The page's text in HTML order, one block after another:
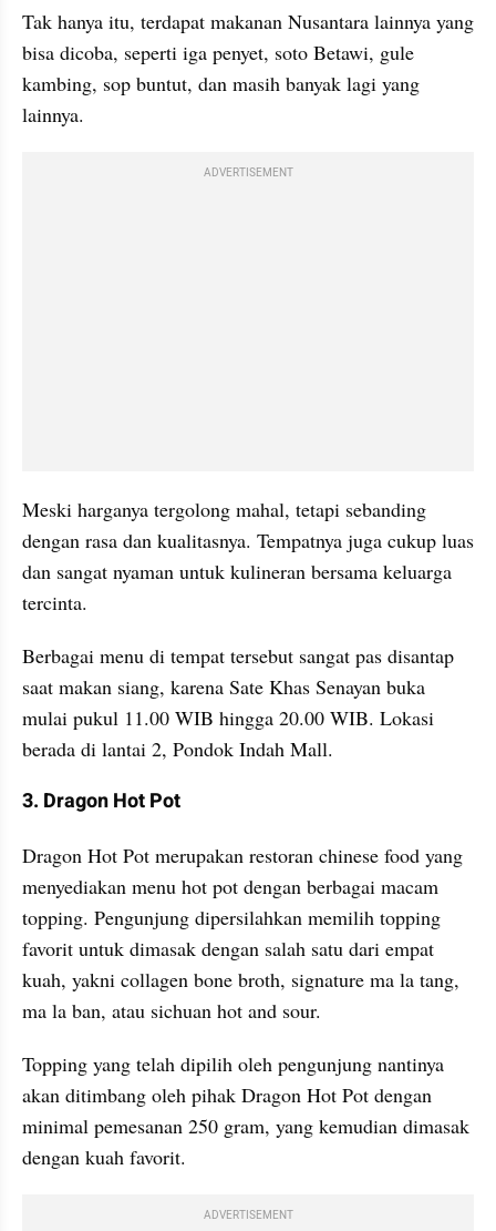
Tak hanya itu, terdapat makanan Nusantara lainnya yang
bisa dicoba, seperti iga penyet, soto Betawi, gule
kambing, sop buntut, dan masih banyak lagi yang
lainnya.
ADVERTISEMENT
Meski harganya tergolong mahal, tetapi sebanding
dengan rasa dan kualitasnya. Tempatnya juga cukup luas
dan sangat nyaman untuk kulineran bersama keluarga
tercinta.
Berbagai menu di tempat tersebut sangat pas disantap
saat makan siang, karena Sate Khas Senayan buka
mulai pukul 11.00 WIB hingga 20.00 WIB. Lokasi
berada di lantai 2, Pondok Indah Mall.
3. Dragon Hot Pot
Dragon Hot Pot merupakan restoran chinese food yang
menyediakan menu hot pot dengan berbagai macam
topping. Pengunjung dipersilahkan memilih topping
favorit untuk dimasak dengan salah satu dari empat
kuah, yakni collagen bone broth, signature ma la tang,
ma la ban, atau sichuan hot and sour.
Topping yang telah dipilih oleh pengunjung nantinya
akan ditimbang oleh pihak Dragon Hot Pot dengan
minimal pemesanan 250 gram, yang kemudian dimasak
dengan kuah favorit.
ADVERTISEMENT